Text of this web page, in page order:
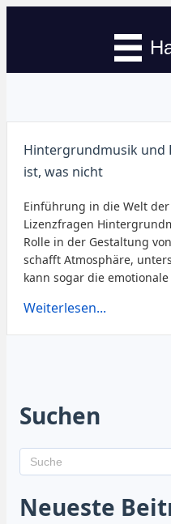
Hintergrundmusik und
ist, was nicht
Einführung in die Welt
Lizenzfragen
Rolle in der Gestaltung
schafft Atmosphäre,
kann sogar die
Weiterlesen...
Suchen
Neueste